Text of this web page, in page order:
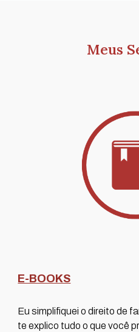
Meus
E-BOOKS
Eu simplifiquei o direito de
te explico tudo o que você